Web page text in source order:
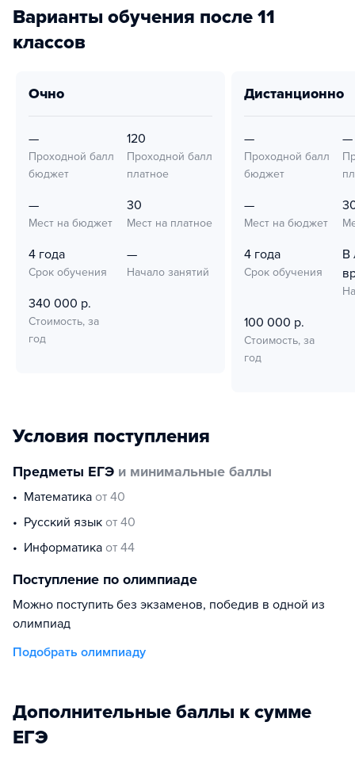
Варианты обучения после 11
классов
очно
—
Проходной балл
бюджет
120
Проходной балл
платное
—
Мест на бюджет
30
Мест на платное
4 года
Срок обучения
—
Начало занятий
340 000 р.
Стоимость, за
год
дистанционно
—
Проходной балл
бюджет
—
—
Мест на бюджет
4 года
Срок обучения
В
100 000 р.
Стоимость, за
год
Условия поступления
Предметы ЕГЭ и минимальные баллы
математика от 40
русский язык от 40
информатика от 44
Поступление по олимпиаде
Можно поступить без экзаменов, победив в одной из
олимпиад
Подобрать олимпиаду
Дополнительные баллы к сумме
ЕГЭ